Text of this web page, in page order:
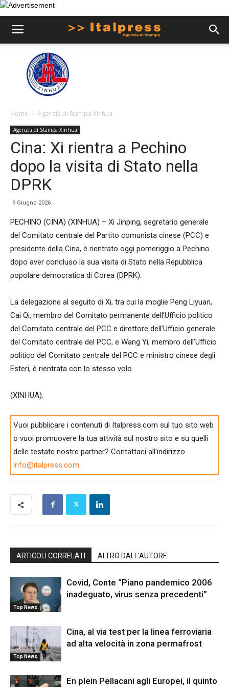
Home Agenzia di Stampa Xinhua
Agenzia di Stampa Xinhua
Cina: Xi rientra a Pechino
dopo la visita di Stato nella
DPRK
9 Giugno 2026
PECHINO (CINA) (XINHUA) – Xi Jinping, segretario generale
del Comitato centrale del Partito comunista cinese (PCC) e
presidente della Cina, è rientrato oggi pomeriggio a Pechino
dopo aver concluso la sua visita di Stato nella Repubblica
popolare democratica di Corea (DPRK).
La delegazione al seguito di Xi, tra cui la moglie Peng Liyuan,
Cai Qi, membro del Comitato permanente dell’Ufficio politico
del Comitato centrale del PCC e direttore dell’Ufficio generale
del Comitato centrale del PCC, e Wang Yi, membro dell’Ufficio
politico del Comitato centrale del PCC e ministro cinese degli
Esteri, è rientrata con lo stesso volo.
(XINHUA).
Vuoi pubblicare i contenuti di Italpress.com sul tuo sito web
o vuoi promuovere la tua attività sul nostro sito e su quelli
delle testate nostre partner? Contattaci all'indirizzo
info@italpress.com
ARTICOLI CORRELATI ALTRO DALL'AUTORE
Top News
Covid, Conte “Piano pandemico 2006
inadeguato, virus senza precedenti”
Top News
Cina, al via test per la linea ferroviaria
ad alta velocità in zona permafrost
En plein Pellacani agli Europei, il quinto